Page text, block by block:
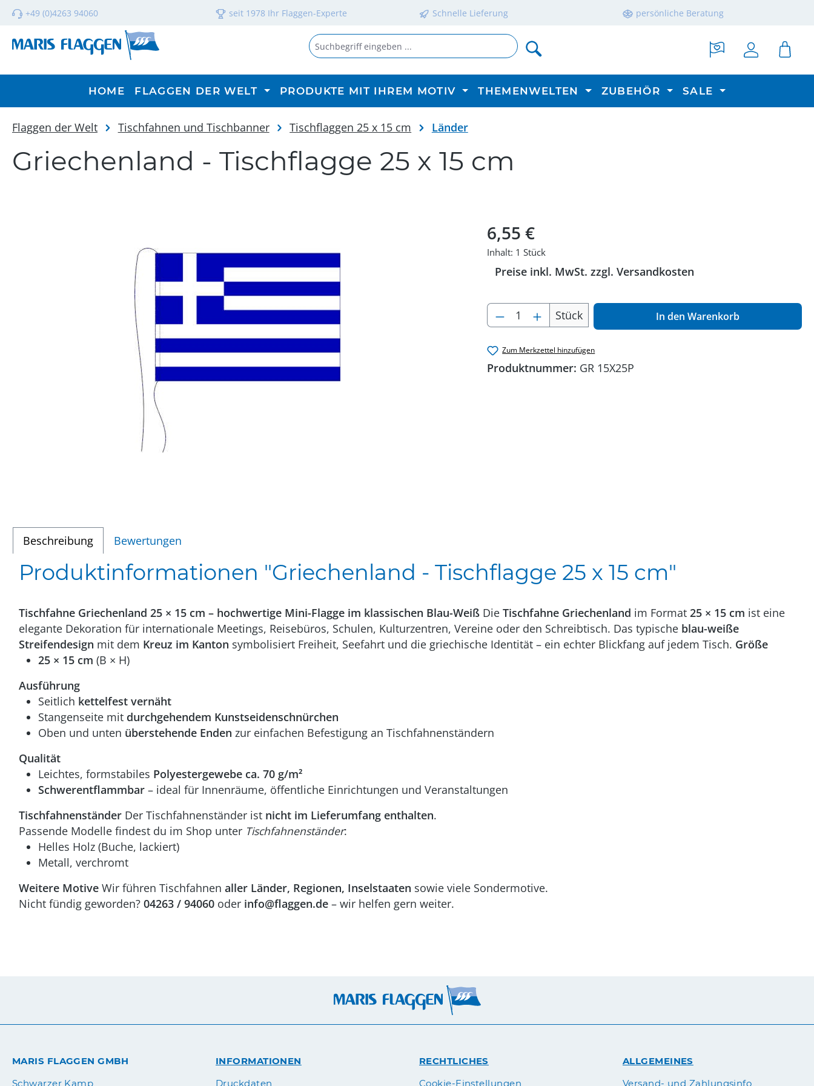
Hauptinhalt springen
Zur Suche springen
Zur Hauptnavigation springen
+49 (0)4263 94060 seit 1978 Ihr Flaggen-Experte Schnelle Lieferung persönliche Beratung
HOME FLAGGEN DER WELT PRODUKTE MIT IHREM MOTIV THEMENWELTEN ZUBEHÖR SALE
Flaggen der Welt Tischfahnen und Tischbanner Tischflaggen 25 x 15 cm Länder
Griechenland - Tischflagge 25 x 15 cm
Regulärer Preis:
6,55 €
Inhalt: 1 Stück
Preise inkl. MwSt. zzgl. Versandkosten
Produkt Anzahl: Gib den gewünschten Wert
Stück In den Warenkorb
Zum Merkzettel hinzufügen
Produktnummer: GR 15X25P
Beschreibung Bewertungen
Produktinformationen "Griechenland - Tischflagge 25 x 15 cm"
Tischfahne Griechenland 25 × 15 cm – hochwertige Mini-Flagge im klassischen Blau-Weiß Die Tischfahne Griechenland im Format 25 × 15 cm ist eine
elegante Dekoration für internationale Meetings, Reisebüros, Schulen, Kulturzentren, Vereine oder den Schreibtisch. Das typische blau-weiße
Streifendesign mit dem Kreuz im Kanton symbolisiert Freiheit, Seefahrt und die griechische Identität – ein echter Blickfang auf jedem Tisch. Größe
25 × 15 cm (B × H)
Ausführung
Seitlich kettelfest vernäht
Stangenseite mit durchgehendem Kunstseidenschnürchen
Oben und unten überstehende Enden zur einfachen Befestigung an Tischfahnenständern
Qualität
Leichtes, formstabiles Polyestergewebe ca. 70 g/m²
Schwerentflammbar – ideal für Innenräume, öffentliche Einrichtungen und Veranstaltungen
Tischfahnenständer Der Tischfahnenständer ist nicht im Lieferumfang enthalten.
Passende Modelle findest du im Shop unter Tischfahnenständer:
Helles Holz (Buche, lackiert)
Metall, verchromt
Weitere Motive Wir führen Tischfahnen aller Länder, Regionen, Inselstaaten sowie viele Sondermotive.
Nicht fündig geworden? 04263 / 94060 oder info@flaggen.de – wir helfen gern weiter.
MARIS FLAGGEN GMBH
Schwarzer Kamp
INFORMATIONEN
Druckdaten
RECHTLICHES
Cookie-Einstellungen
ALLGEMEINES
Versand- und Zahlungsinfo